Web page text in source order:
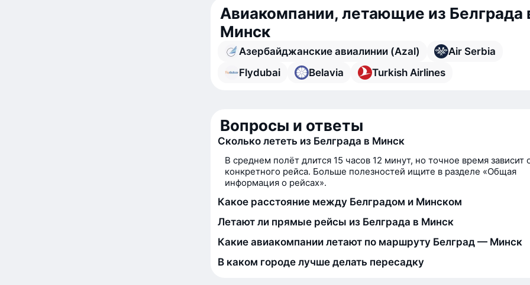
Авиакомпании, летающие из Белграда
Минск
Азербайджанские авиалинии (Azal)
Air Serbia
Flydubai
Belavia Turkish Airlines
Вопросы и ответы
Сколько лететь из Белграда в Минск
В среднем полёт длится 15 часов 12 минут, но точное время зависит
конкретного рейса. Больше полезностей ищите в разделе «Общая
информация о рейсах».
Какое расстояние между Белградом и Минском
Летают ли прямые рейсы из Белграда в Минск
Какие авиакомпании летают по маршруту Белград — Минск
В каком городе лучше делать пересадку